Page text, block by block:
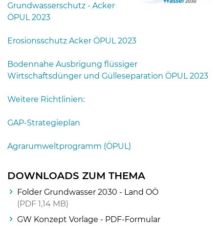
Grundwasserschutz - Acker
ÖPUL 2023
Erosionsschutz Acker ÖPUL 2023
Bodennahe Ausbrigung flüssiger
Wirtschaftsdünger und Gülleseparation ÖPUL 2023
Weitere Richtlinien:
GAP-Strategieplan
Agrarumweltprogramm (ÖPUL)
DOWNLOADS ZUM THEMA
Folder Grundwasser 2030 - Land OÖ
PDF 1,14 MB
GW Konzept Vorlage - PDF-Formular